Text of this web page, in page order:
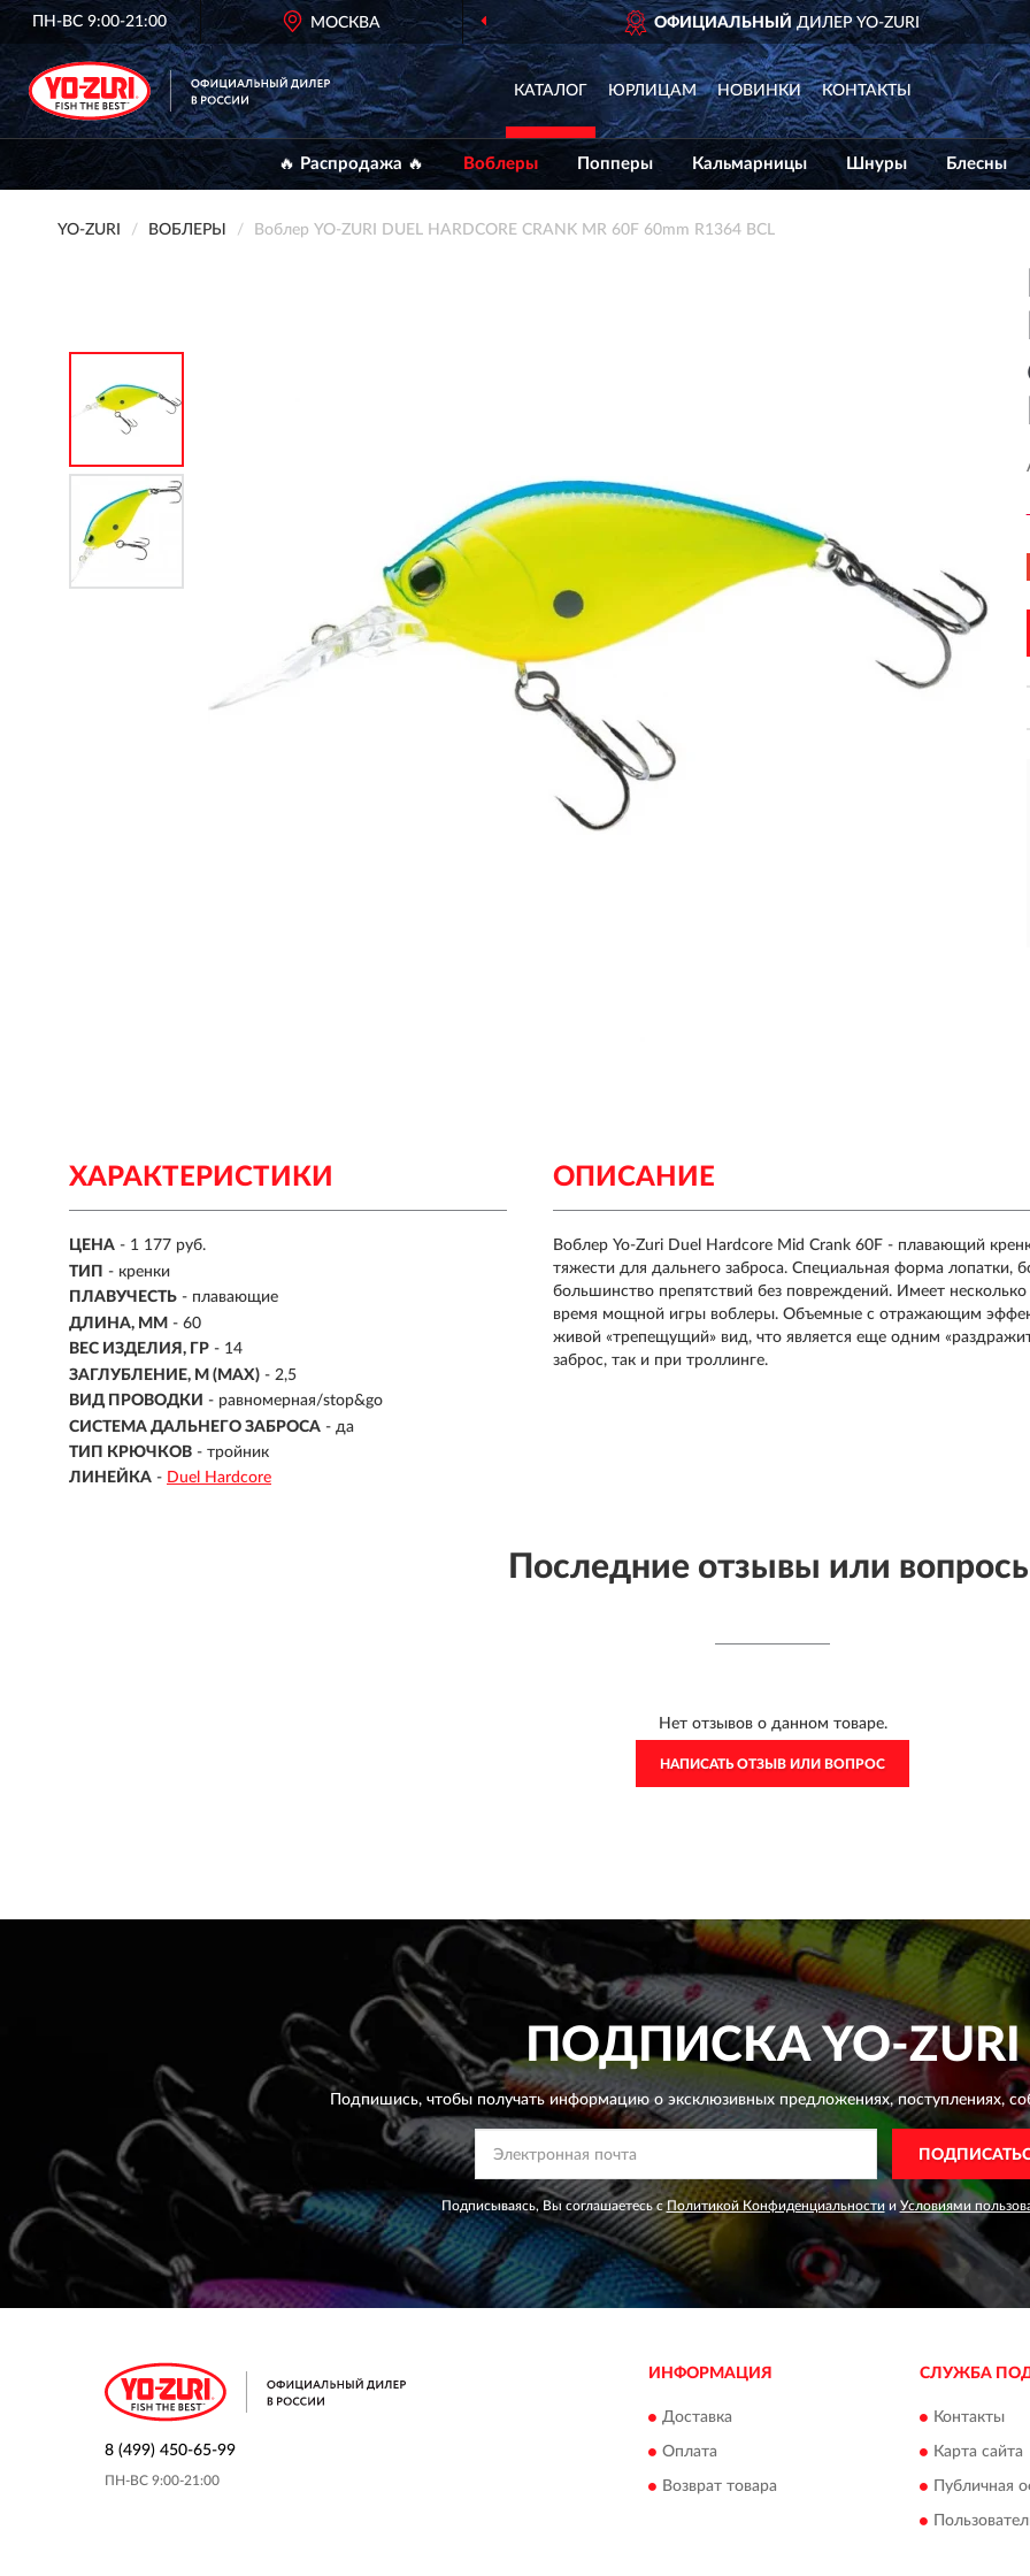
ПН-ВС 9:00-21:00 МОСКВА ОФИЦИАЛЬНЫЙ ДИЛЕР YO-ZURI
КАТАЛОГ ЮРЛИЦАМ НОВИНКИ КОНТАКТЫ
🔥 Распродажа 🔥 Воблеры Попперы Кальмарницы Шнуры Блесны
YO-ZURI ВОБЛЕРЫ Воблер YO-ZURI DUEL HARDCORE CRANK MR 60F 60mm R1364 BCL
ХАРАКТЕРИСТИКИ
ЦЕНА - 1 177 руб.
ТИП - кренки
ПЛАВУЧЕСТЬ - плавающие
ДЛИНА, ММ - 60
ВЕС ИЗДЕЛИЯ, ГР - 14
ЗАГЛУБЛЕНИЕ, М (MAX) - 2,5
ВИД ПРОВОДКИ - равномерная/stop&go
СИСТЕМА ДАЛЬНЕГО ЗАБРОСА - да
ТИП КРЮЧКОВ - тройник
ЛИНЕЙКА - Duel Hardcore
ОПИСАНИЕ
Воблер Yo-Zuri Duel Hardcore Mid Crank 60F - плавающий
тяжести для дальнего заброса. Специальная форма лопатки,
большинство препятствий без повреждений. Имеет
время мощной игры воблеры. Объемные с отражающим
живой «трепещущий» вид, что является еще одним
заброс, так и при троллинге.
Последние отзывы или
Нет отзывов о данном товаре.
НАПИСАТЬ ОТЗЫВ ИЛИ ВОПРОС
ПОДПИСКАYO-ZURI
Подпишись, чтобы получать информацию о эксклюзивных предложениях,поступлениях,
Подписываясь, Вы соглашаетесь сПолитикой Конфиденциальности и Условиями
8 (499) 450-65-99
ПН-ВС 9:00-21:00
ИНФОРМАЦИЯ
Доставка
Оплата
Возврат товара
СЛУЖБА
Контакты
Карта сайта
Публичная